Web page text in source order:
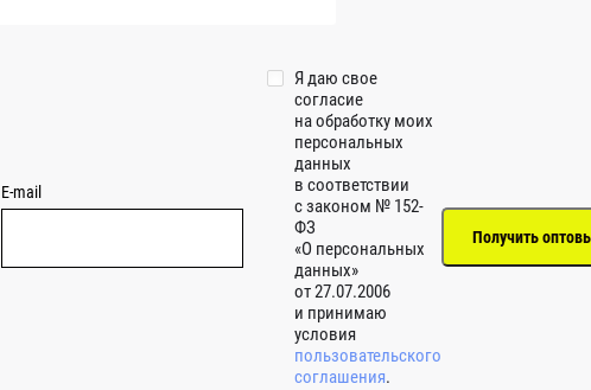
E-mail
Я даю свое
согласие
на обработку моих
персональных
данных
в соответствии
с законом № 152-
ФЗ
«О персональных
данных»
от 27.07.2006
и принимаю
условия
пользовательского
соглашения.